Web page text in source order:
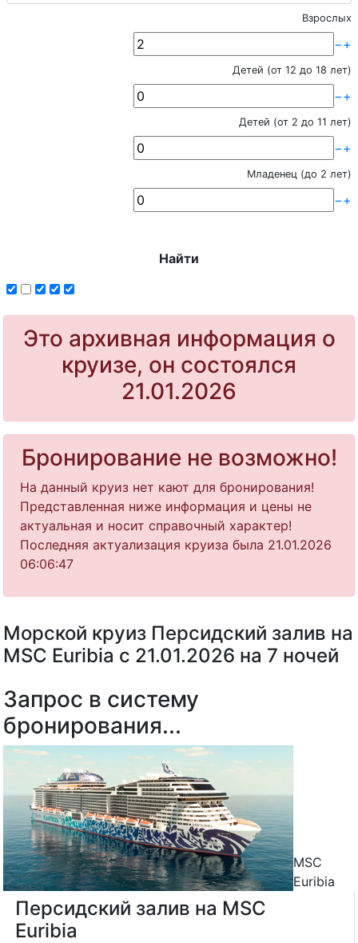
Взрослых
−+
Детей (от 12 до 18 лет)
−+
Детей (от 2 до 11 лет)
−+
Младенец (до 2 лет)
−+
Найти
Это архивная информация о
круизе, он состоялся
21.01.2026
Бронирование не возможно!
На данный круиз нет кают для бронирования!
Представленная ниже информация и цены не
актуальная и носит справочный характер!
Последняя актуализация круиза была 21.01.2026
06:06:47
Морской круиз Персидский залив на
MSC Euribia с 21.01.2026 на 7 ночей
MSC
Euribia
Персидский залив на MSC
Euribia
Запрос в систему
бронирования...